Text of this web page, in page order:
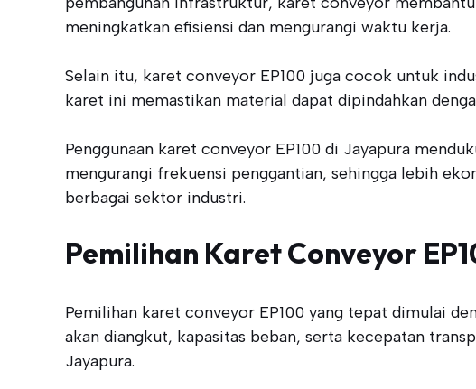
meningkatkan efisiensi dan mengurangi waktu kerja.
Selain itu, karet conveyor EP100 juga cocok untuk
karet ini memastikan material dapat dipindahkan
Penggunaan karet conveyor EP100 di Jayapura
mengurangi frekuensi penggantian, sehingga lebih
berbagai sektor industri.
Pemilihan Karet Conveyor
Pemilihan karet conveyor EP100 yang tepat dimulai
akan diangkut, kapasitas beban, serta kecepatan
Jayapura.